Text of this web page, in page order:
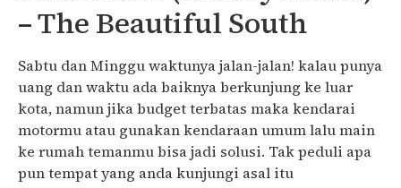
– The Beautiful South
Sabtu dan Minggu waktunya jalan-jalan! kalau punya
uang dan waktu ada baiknya berkunjung ke luar
kota, namun jika budget terbatas maka kendarai
motormu atau gunakan kendaraan umum lalu main
ke rumah temanmu bisa jadi solusi. Tak peduli apa
pun tempat yang anda kunjungi asal itu